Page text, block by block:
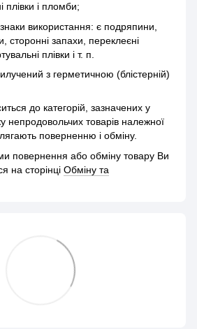
плівки і пломби;
використання: є подряпини,
сторонні запахи, переклеєні
плівки і т. п.
з герметичною (блістерній)
до категорій, зазначених у
непродовольчих товарів належної
поверненню і обміну.
повернення або обміну товару Ви
на сторінці Обміну та